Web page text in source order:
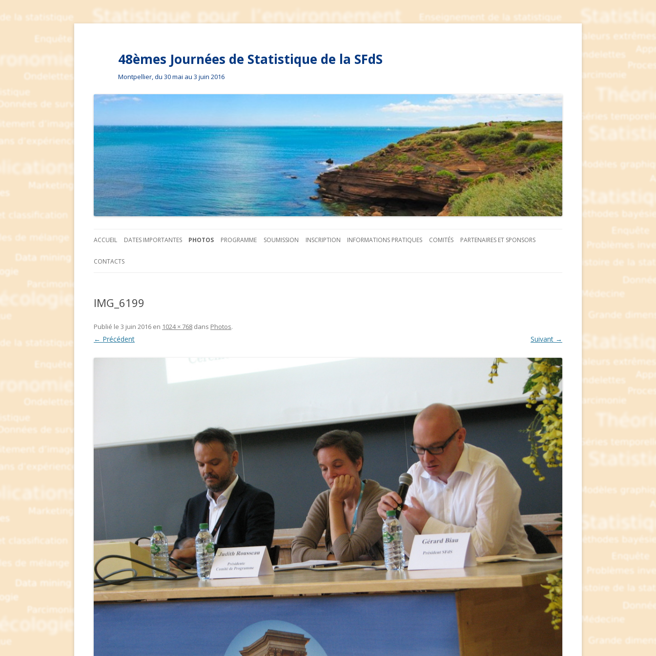
48èmes Journées de Statistique de la SFdS
Montpellier, du 30 mai au 3 juin 2016
ACCUEIL DATES IMPORTANTES PHOTOS PROGRAMME SOUMISSION INSCRIPTION INFORMATIONS PRATIQUES COMITÉS PARTENAIRES ET SPONSORS
CONTACTS
IMG_6199
Publié le 3 juin 2016 en 1024 × 768 dans Photos.
← Précédent Suivant →